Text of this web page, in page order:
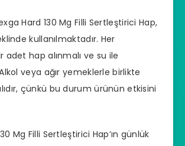
Hard 130 Mg Filli Sertleştirici Hap,
kullanılmaktadır. Her
adet hap alınmalı ve su ile
veya ağır yemeklerle birlikte
çünkü bu durum ürünün etkisini
Mg Filli Sertleştirici Hap’ın günlük